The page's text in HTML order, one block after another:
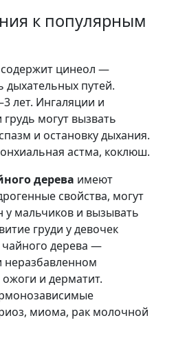
к популярным
содержит цинеол —
дыхательных путей.
лет. Ингаляции и
могут вызвать
и остановку дыхания.
астма, коклюш.
дерева имеют
свойства, могут
у мальчиков и вызывать
груди у девочек
дерева —
неразбавленном
и дерматит.
миома, рак молочной